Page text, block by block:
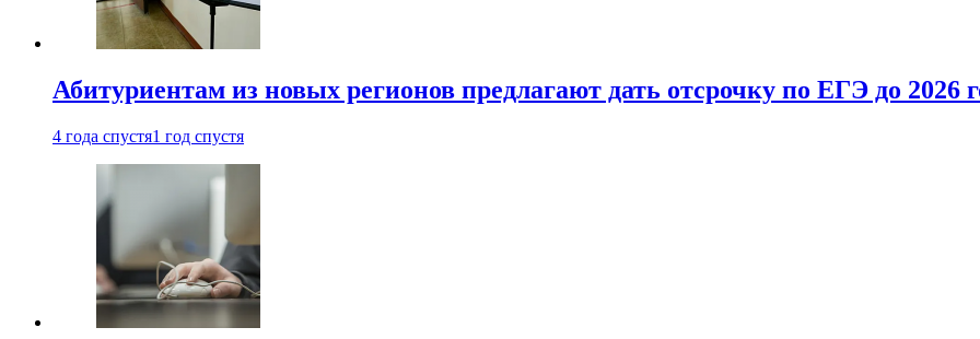
Абитуриентам из новых регионов предлагают дать отсрочку по ЕГЭ до 2026
4 года спустя1 год спустя